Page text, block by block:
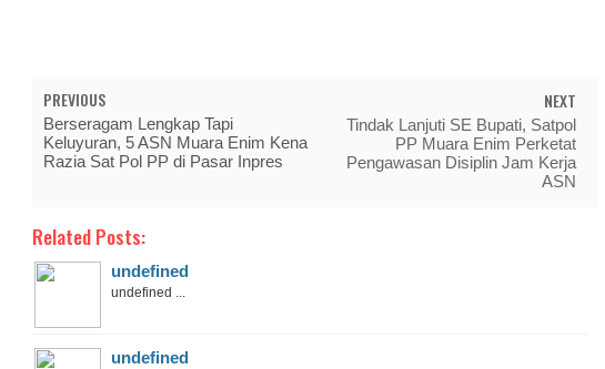
PREVIOUS
Berseragam Lengkap Tapi
Keluyuran, 5 ASN Muara Enim Kena
Razia Sat Pol PP di Pasar Inpres
NEXT
Tindak Lanjuti SE Bupati, Satpol
PP Muara Enim Perketat
Pengawasan Disiplin Jam Kerja
ASN
Related Posts:
undefined
undefined ...
undefined